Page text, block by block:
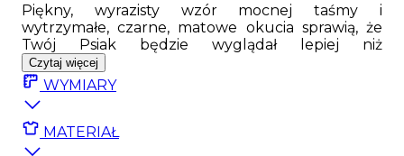
Piękny, wyrazisty wzór mocnej taśmy i
wytrzymałe, czarne, matowe okucia sprawią, że
Twój Psiak będzie wyglądał lepiej niż
instablogerki:). Nasza obroża to materiały
najwyższej jakości połączone z unikalnym
designem, dostępnym tylko na Psyjaciele.com.
Mocna, specjalna taśma z dwustronnym
nadrukiem, bardzo wytrzymałe okucia firmy
Duraflex, a także super mocna klamra Duraflex
Czytaj więcej
WYMIARY
MATERIAŁ